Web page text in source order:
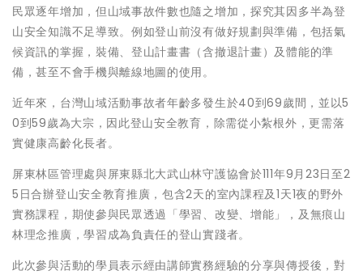
民眾逐年增加，但山域事故件數也隨之增加，探究其因多半為登
山安全知識不足導致。例如登山前沒有做好規劃與準備，包括氣
候資訊的掌握，裝備、登山計畫書（含撤退計畫）及體能的準
備，甚至不會手機與離線地圖的使用。
近年來，台灣山域活動事故者年齡多發生於40到69歲間，並以5
0到59歲為大宗，因此登山安全教育，除需從小紮根外，更需落
實健康高齡化長者。
屏東林區管理處與屏東縣北大武山林守護協會於111年9月23日至2
5日合辦登山安全教育推廣，包含2天的室內課程及1天1夜的野外
實務課程，期使參與民眾透過「學習、改變、增能」，及無痕山
林理念推廣，學習成為負責任的登山實踐者。
此次參與活動的學員表示經由講師實務經驗的分享與傳授後，對